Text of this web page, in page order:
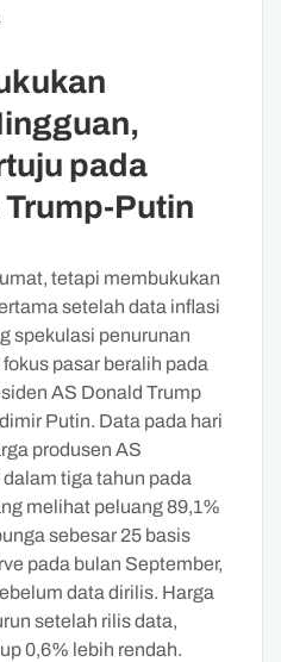
pada
Putin
tetapi membukukan
setelah data inflasi
spekulasi penurunan
pasar beralih pada
AS Donald Trump
Putin. Data pada hari
produsen AS
tiga tahun pada
melihat peluang 89,1%
sebesar 25 basis
pada bulan September,
data dirilis. Harga
setelah rilis data,
0,6% lebih rendah.